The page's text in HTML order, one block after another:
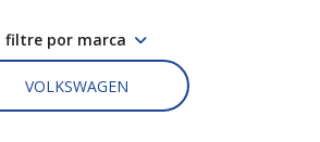
filtre por marca
VOLKSWAGEN